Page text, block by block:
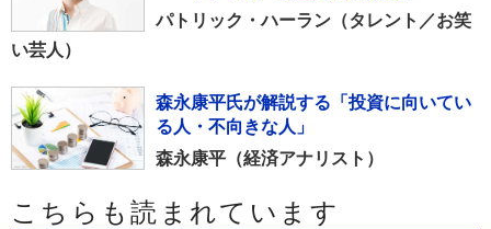
パトリック・ハーラン（タレント／お笑
い芸人）
森永康平氏が解説する「投資に向いてい
る人・不向きな人」
森永康平（経済アナリスト）
こちらも読まれています